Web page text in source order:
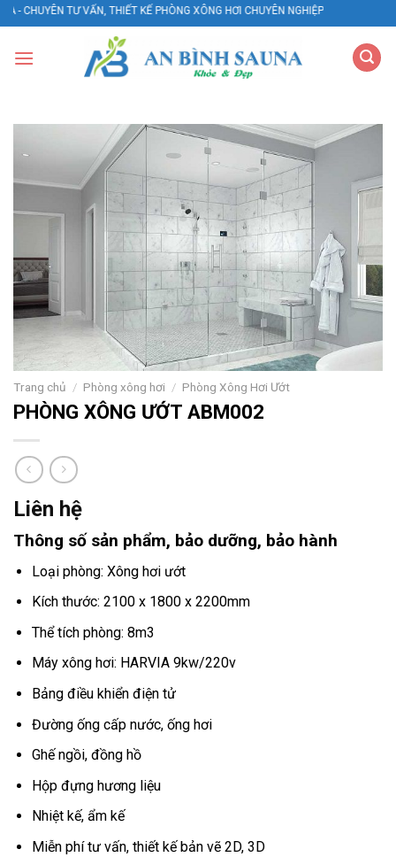
Skip
to
content
TƯ VẤN, THIẾT KẾ PHÒNG XÔNG HƠI CHUYÊN NGHIỆP
Trang chủ / Phòng xông hơi / Phòng Xông Hơi Ướt
PHÒNG XÔNG ƯỚT ABM002
Liên hệ
Thông số sản phẩm, bảo dưỡng, bảo hành
Loại phòng: Xông hơi ướt
Kích thước: 2100 x 1800 x 2200mm
Thể tích phòng: 8m3
Máy xông hơi: HARVIA 9kw/220v
Bảng điều khiển điện tử
Đường ống cấp nước, ống hơi
Ghế ngồi, đồng hồ
Hộp đựng hương liệu
Nhiệt kế, ẩm kế
Miễn phí tư vấn, thiết kế bản vẽ 2D, 3D